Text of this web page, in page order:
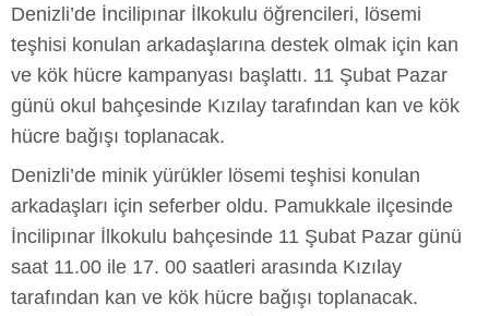
Denizli’de İncilipınar İlkokulu öğrencileri, lösemi
teşhisi konulan arkadaşlarına destek olmak için kan
ve kök hücre kampanyası başlattı. 11 Şubat Pazar
günü okul bahçesinde Kızılay tarafından kan ve kök
hücre bağışı toplanacak.
Denizli’de minik yürükler lösemi teşhisi konulan
arkadaşları için seferber oldu. Pamukkale ilçesinde
İncilipınar İlkokulu bahçesinde 11 Şubat Pazar günü
saat 11.00 ile 17. 00 saatleri arasında Kızılay
tarafından kan ve kök hücre bağışı toplanacak.